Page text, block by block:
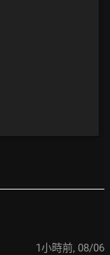
1小時前, 08/06